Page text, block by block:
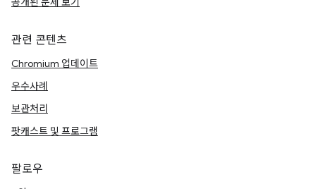
관련 콘텐츠
Chromium 업데이트
우수사례
보관처리
팟캐스트 및 프로그램
팔로우